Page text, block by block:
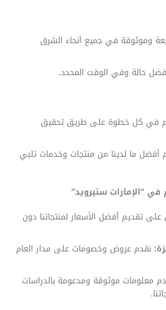
وموثوقة في جميع أنحاء الشرق
حالة وفي الوقت المحدد.
في كل خطوة على طريق تحقيق
أفضل ما لدينا من منتجات وخدمات تلبي
في “الإمارات ستيرويد”
تقديم أفضل الأسعار لمنتجاتنا دون
نقدم عروض وخصومات على مدار العام
معلومات موثوقة ومدعومة بالدراسات